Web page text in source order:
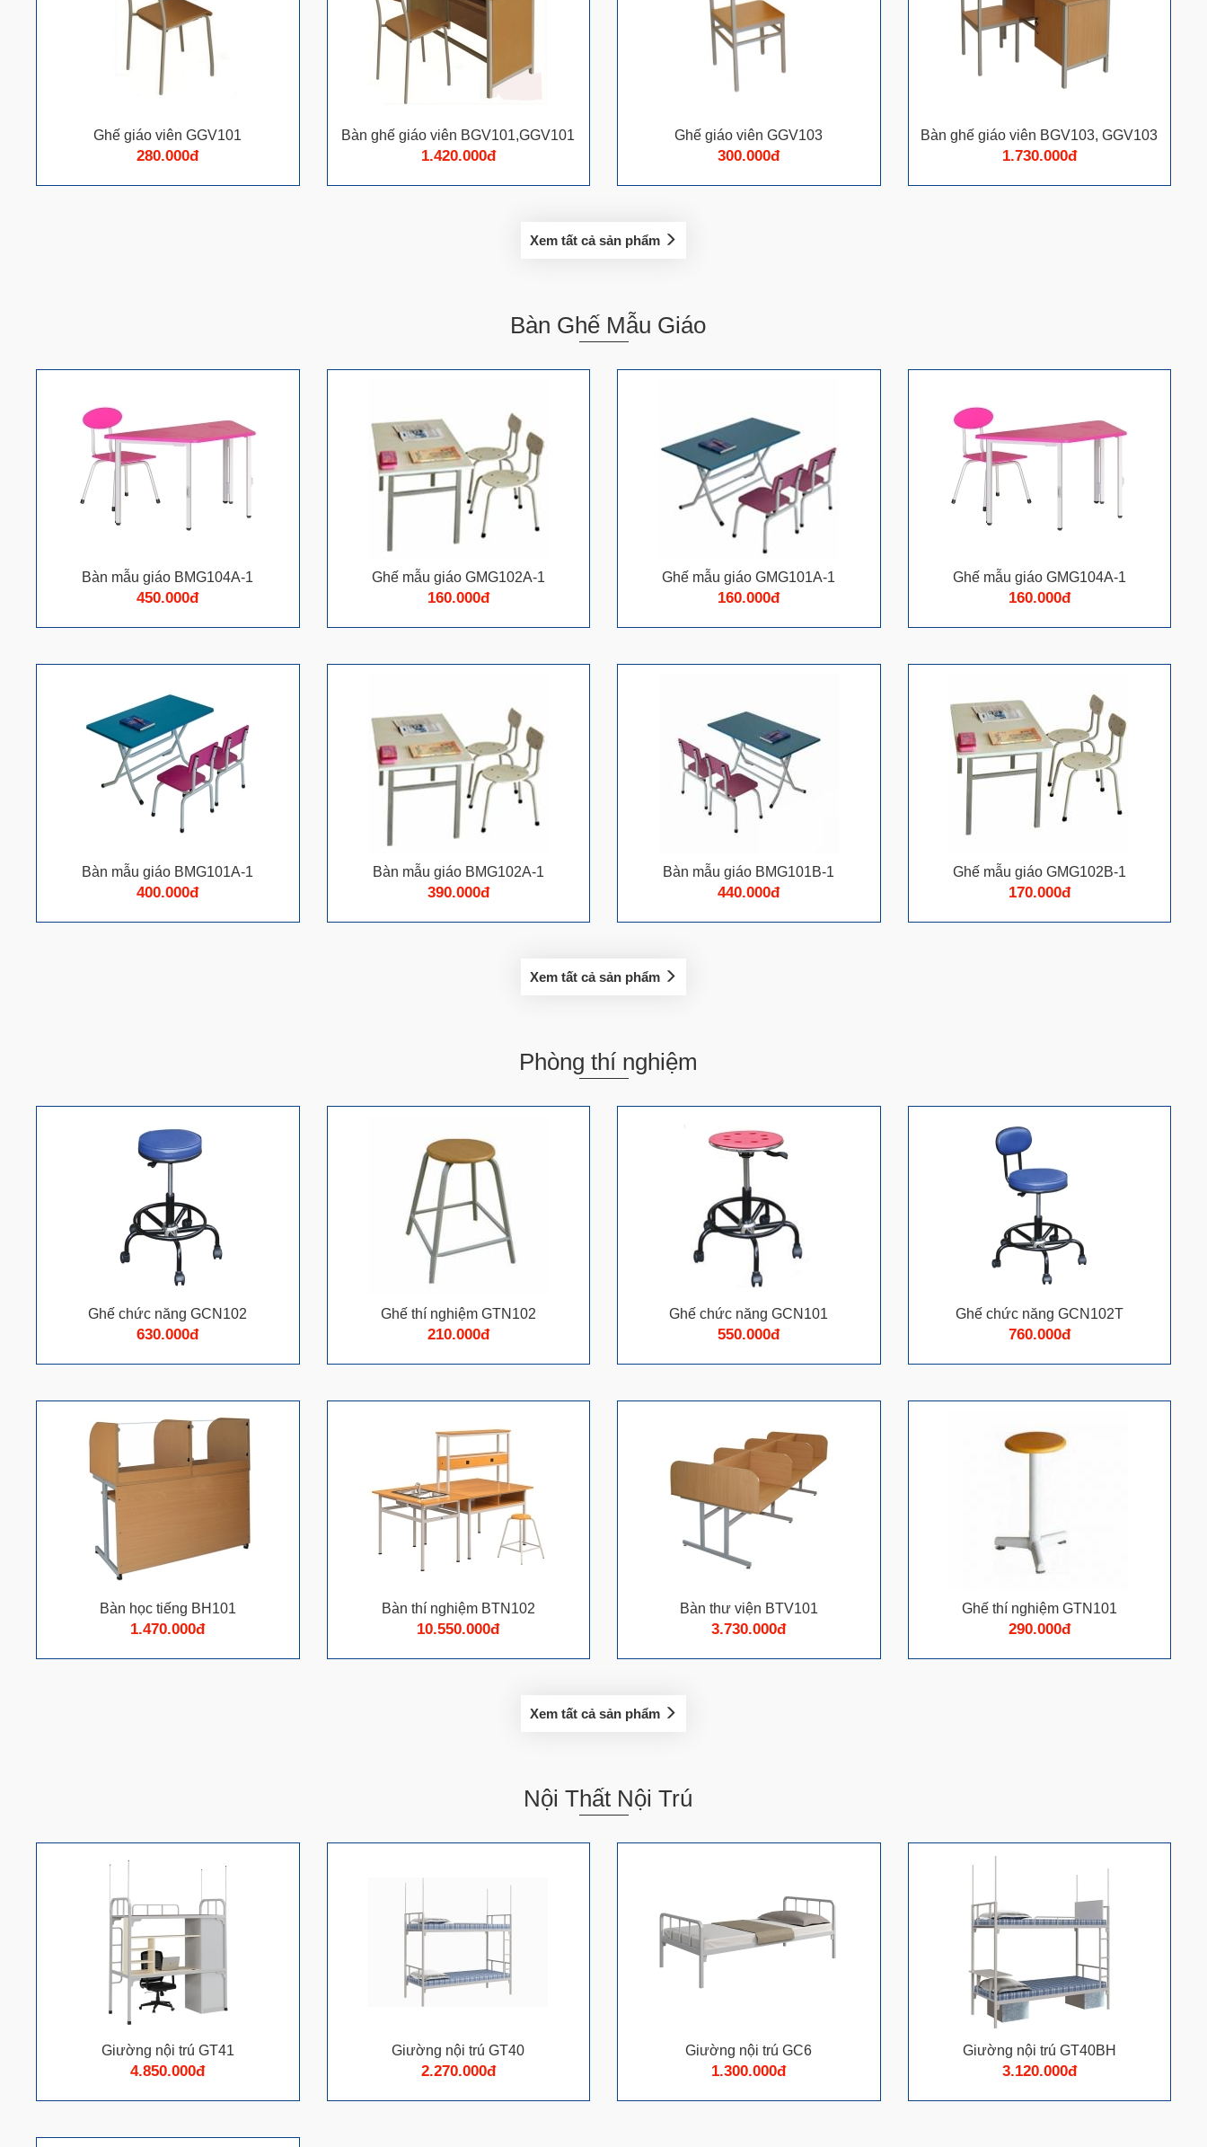
Ghế giáo viên GGV101
280.000đ
Bàn ghế giáo viên BGV101,GGV101
1.420.000đ
Ghế giáo viên GGV103
300.000đ
Bàn ghế giáo viên BGV103, GGV103
1.730.000đ
Xem tất cả sản phẩm
Bàn Ghế Mẫu Giáo
Bàn mẫu giáo BMG104A-1
450.000đ
Ghế mẫu giáo GMG102A-1
160.000đ
Ghế mẫu giáo GMG101A-1
160.000đ
Ghế mẫu giáo GMG104A-1
160.000đ
Bàn mẫu giáo BMG101A-1
400.000đ
Bàn mẫu giáo BMG102A-1
390.000đ
Bàn mẫu giáo BMG101B-1
440.000đ
Ghế mẫu giáo GMG102B-1
170.000đ
Xem tất cả sản phẩm
Phòng thí nghiệm
Ghế chức năng GCN102
630.000đ
Ghế thí nghiệm GTN102
210.000đ
Ghế chức năng GCN101
550.000đ
Ghế chức năng GCN102T
760.000đ
Bàn học tiếng BH101
1.470.000đ
Bàn thí nghiệm BTN102
10.550.000đ
Bàn thư viện BTV101
3.730.000đ
Ghế thí nghiệm GTN101
290.000đ
Xem tất cả sản phẩm
Nội Thất Nội Trú
Giường nội trú GT41
4.850.000đ
Giường nội trú GT40
2.270.000đ
Giường nội trú GC6
1.300.000đ
Giường nội trú GT40BH
3.120.000đ